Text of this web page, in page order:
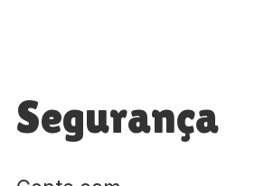
Segurança